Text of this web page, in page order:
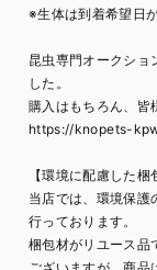
※生体は到着希望日
昆虫専門オークショ
した。
購入はもちろん、皆
https://knopets-
【環境に配慮した梱
当店では、環境保護
行っております。
梱包材がリユース品